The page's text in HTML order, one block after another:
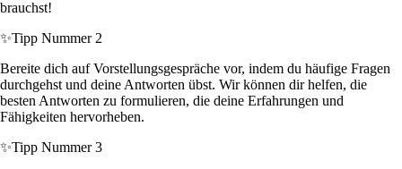
brauchst!
✨Tipp Nummer 2
Bereite dich auf Vorstellungsgespräche vor, indem du häufige Fragen
durchgehst und deine Antworten übst. Wir können dir helfen, die
besten Antworten zu formulieren, die deine Erfahrungen und
Fähigkeiten hervorheben.
✨Tipp Nummer 3